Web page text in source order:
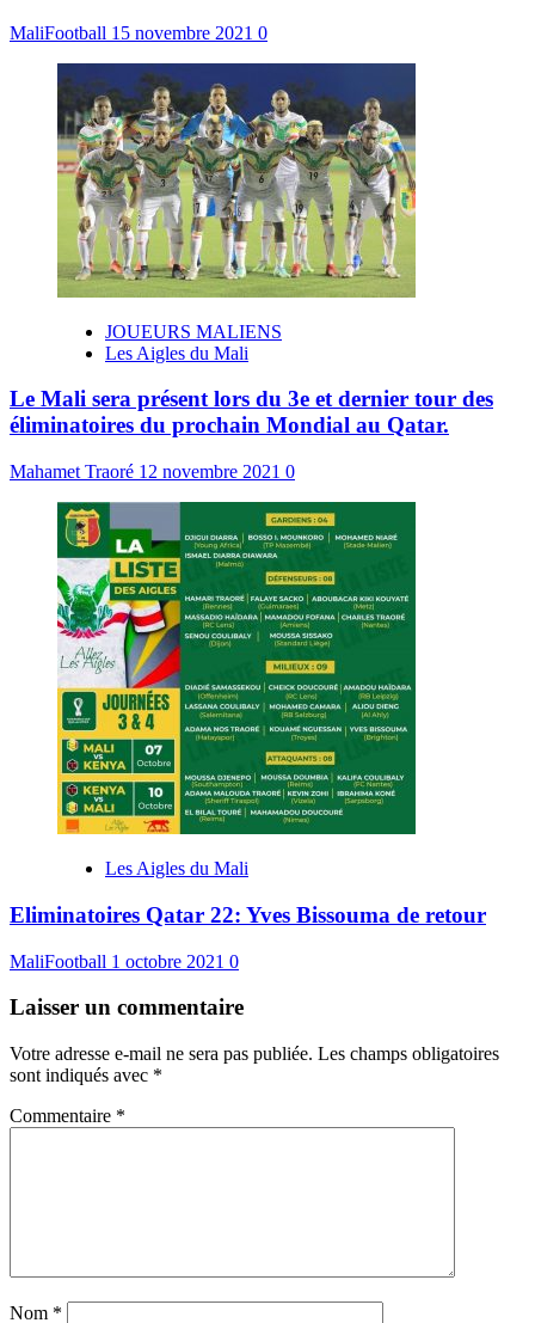
MaliFootball 15 novembre 2021 0
JOUEURS MALIENS
Les Aigles du Mali
Le Mali sera présent lors du 3e et dernier tour des
éliminatoires du prochain Mondial au Qatar.
Mahamet Traoré 12 novembre 2021 0
Les Aigles du Mali
Eliminatoires Qatar 22: Yves Bissouma de retour
MaliFootball 1 octobre 2021 0
Laisser un commentaire
Votre adresse e-mail ne sera pas publiée. Les champs obligatoires
sont indiqués avec *
Commentaire *
Nom *